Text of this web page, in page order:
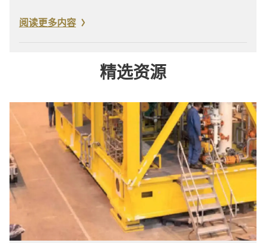
阅读更多内容
精选资源